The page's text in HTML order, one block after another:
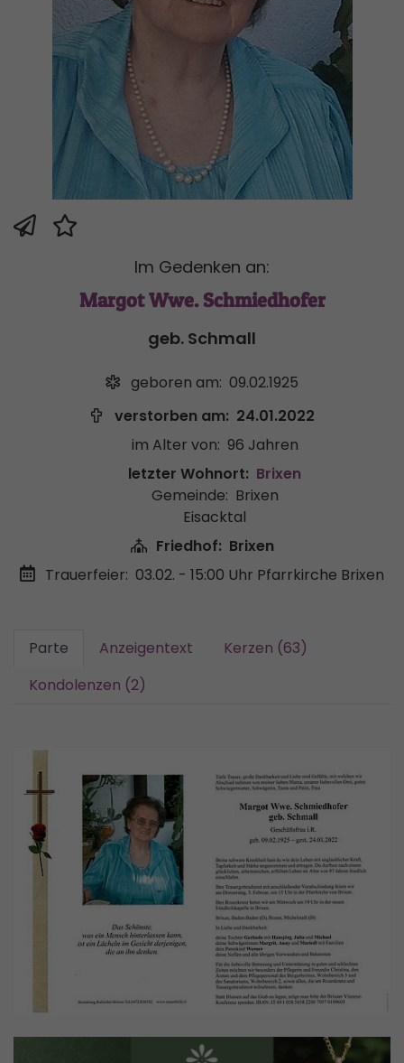
Im Gedenken an:
Margot Wwe. Schmiedhofer
geb. Schmall
geboren am: 09.02.1925
verstorben am: 24.01.2022
im Alter von: 96 Jahren
letzter Wohnort: Brixen
Gemeinde: Brixen
Eisacktal
Friedhof: Brixen
Trauerfeier: 03.02. - 15:00 Uhr Pfarrkirche Brixen
Parte Anzeigentext
Kerzen (63)
Kondolenzen (2)